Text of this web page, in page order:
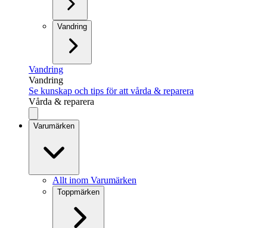
Vandring
Vandring
Vandring
Se kunskap och tips för att vårda & reparera
Vårda & reparera
Varumärken
Allt inom Varumärken
Toppmärken